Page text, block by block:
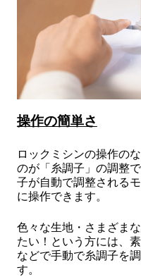
操作の簡単さ
ロックミシンの操作の
のが「糸調子」の調整
子が自動で調整される
に操作できます。
色々な生地・さまざま
たい！という方には、
などで手動で糸調子を
す。